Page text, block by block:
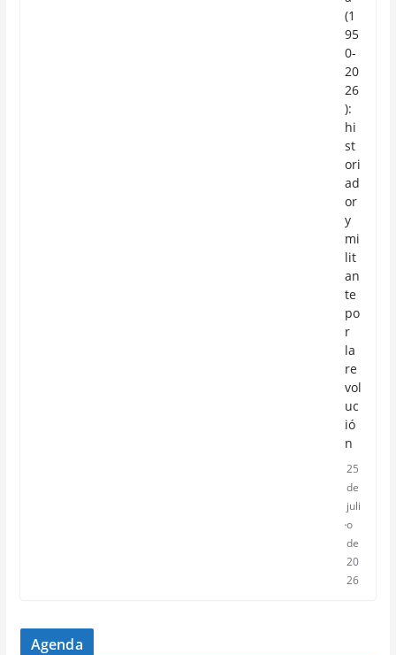
(1
95
0-
20
26
):
hi
st
ori
ad
or
y
mi
lit
an
te
po
r
la
re
vol
uc
ió
n
25
de
juli
o
de
20
26
Agenda